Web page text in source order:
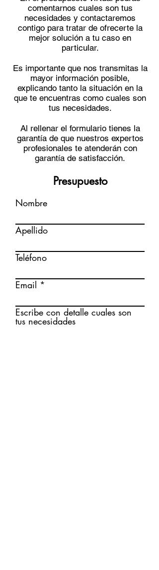
comentarnos cuales son tus
necesidades y contactaremos
contigo para tratar de ofrecerte la
mejor solución a tu caso en
particular.
Es importante que nos transmitas la
mayor información posible,
explicando tanto la situación en la
que te encuentras como cuales son
tus necesidades.
Al rellenar el formulario tienes la
garantía de que nuestros expertos
profesionales te atenderán con
garantía de satisfacción.
Presupuesto
Nombre
Apellido
Teléfono
Email
Escribe con detalle cuales son
tus necesidades